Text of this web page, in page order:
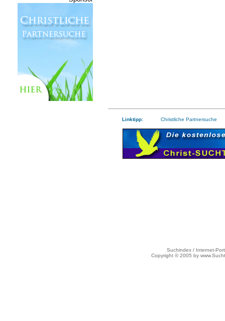
Linktipp: Christliche Partnersuche
Suchindex / Internet-
Copyright © 2005 by